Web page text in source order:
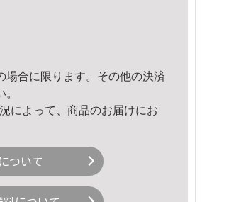
場合に限ります。その他の決済
によって、商品のお届けにお
ついて